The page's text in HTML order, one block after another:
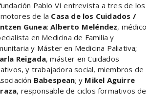
Pablo VI entrevista a tres de los
de la Casa de los Cuidados /
Gunea:Alberto Meléndez, médico
en Medicina de Familia y
y Máster en Medicina Paliativa;
Reigada, máster en Cuidados
y trabajadora social, miembros de
Babespean; y Mikel Aguirre
, responsable de ciclos formativos de